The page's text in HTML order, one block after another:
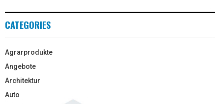
CATEGORIES
Agrarprodukte
Angebote
Architektur
Auto